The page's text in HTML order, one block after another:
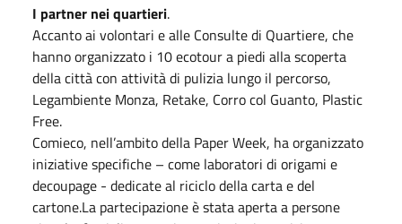
I partner nei quartieri.
Accanto ai volontari e alle Consulte di Quartiere, che
hanno organizzato i 10 ecotour a piedi alla scoperta
della città con attività di pulizia lungo il percorso,
Legambiente Monza, Retake, Corro col Guanto, Plastic
Free.
Comieco, nell’ambito della Paper Week, ha organizzato
iniziative specifiche – come laboratori di origami e
decoupage - dedicate al riciclo della carta e del
cartone.La partecipazione è stata aperta a persone